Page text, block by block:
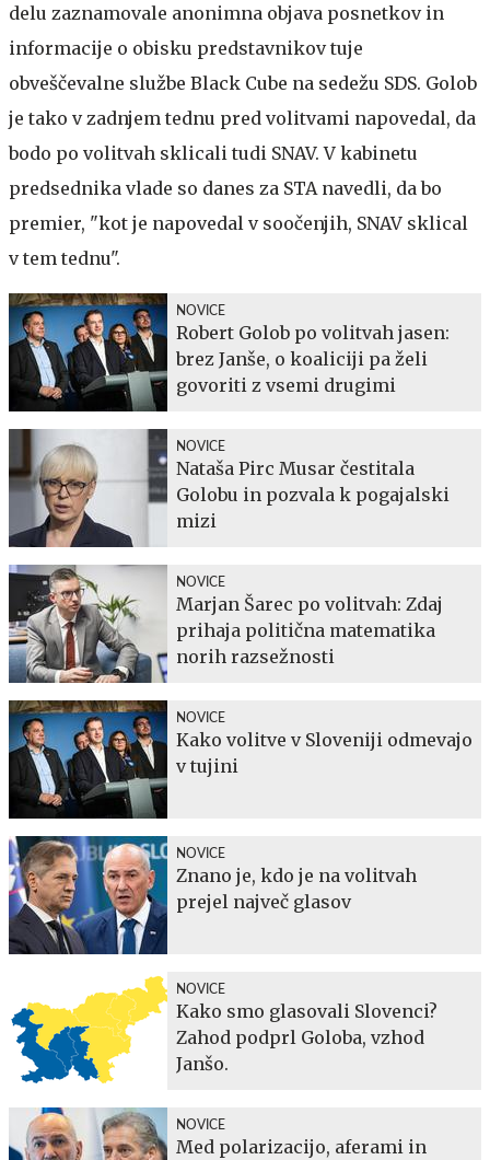
delu zaznamovale anonimna objava posnetkov in
informacije o obisku predstavnikov tuje
obveščevalne službe Black Cube na sedežu SDS. Golob
je tako v zadnjem tednu pred volitvami napovedal, da
bodo po volitvah sklicali tudi SNAV. V kabinetu
predsednika vlade so danes za STA navedli, da bo
premier, "kot je napovedal v soočenjih, SNAV sklical
v tem tednu".
NOVICE
Robert Golob po volitvah jasen:
brez Janše, o koaliciji pa želi
govoriti z vsemi drugimi
NOVICE
Nataša Pirc Musar čestitala
Golobu in pozvala k pogajalski
mizi
NOVICE
Marjan Šarec po volitvah: Zdaj
prihaja politična matematika
norih razsežnosti
NOVICE
Kako volitve v Sloveniji odmevajo
v tujini
NOVICE
Znano je, kdo je na volitvah
prejel največ glasov
NOVICE
Kako smo glasovali Slovenci?
Zahod podprl Goloba, vzhod
Janšo.
NOVICE
Med polarizacijo, aferami in